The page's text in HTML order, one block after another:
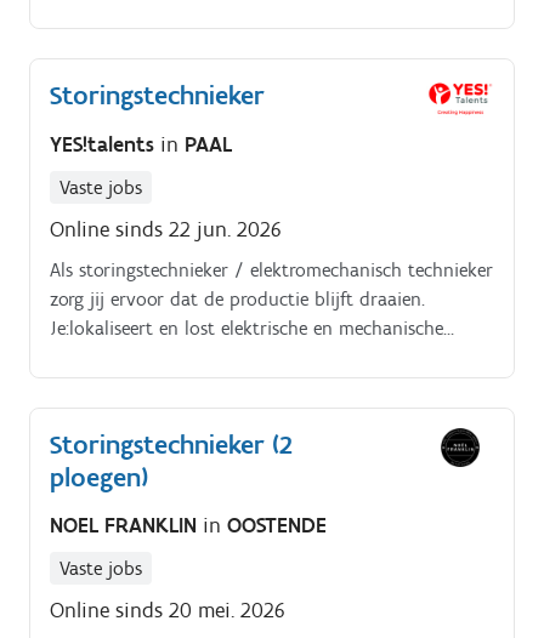
Storingstechnieker
YES!talents in PAAL
Vaste jobs
Online sinds 22 jun. 2026
Als storingstechnieker / elektromechanisch technieker
zorg jij ervoor dat de productie blijft draaien.
Je:lokaliseert en lost elektrische en mechanische
mee over technische verbeteringenondersteunt bij
projecten en optimalisatiesbeheert onderdelen en
technische stockbrengt structuur binnen de
technische dienst.
Storingstechnieker (2
ploegen)
NOEL FRANKLIN in OOSTENDE
Vaste jobs
Online sinds 20 mei. 2026